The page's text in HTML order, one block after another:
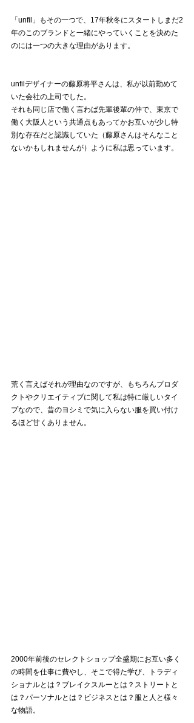
「unfil」もその一つで、17年秋冬にスタートしまだ2
年のこのブランドと一緒にやっていくことを決めた
のには一つの大きな理由があります。
unfilデザイナーの藤原将平さんは、私が以前勤めて
いた会社の上司でした。
それも同じ店で働く言わば先輩後輩の仲で、東京で
働く大阪人という共通点もあってかお互いが少し特
別な存在だと認識していた（藤原さんはそんなこと
ないかもしれませんが）ように私は思っています。
荒く言えばそれが理由なのですが、もちろんプロダ
クトやクリエイティブに関して私は特に厳しいタイ
プなので、昔のヨシミで気に入らない服を買い付け
るほど甘くありません。
2000年前後のセレクトショップ全盛期にお互い多く
の時間を仕事に費やし、そこで得た学び、トラディ
ショナルとは？ブレイクスルーとは？ストリートと
は？パーソナルとは？ビジネスとは？服と人と様々
な物語。